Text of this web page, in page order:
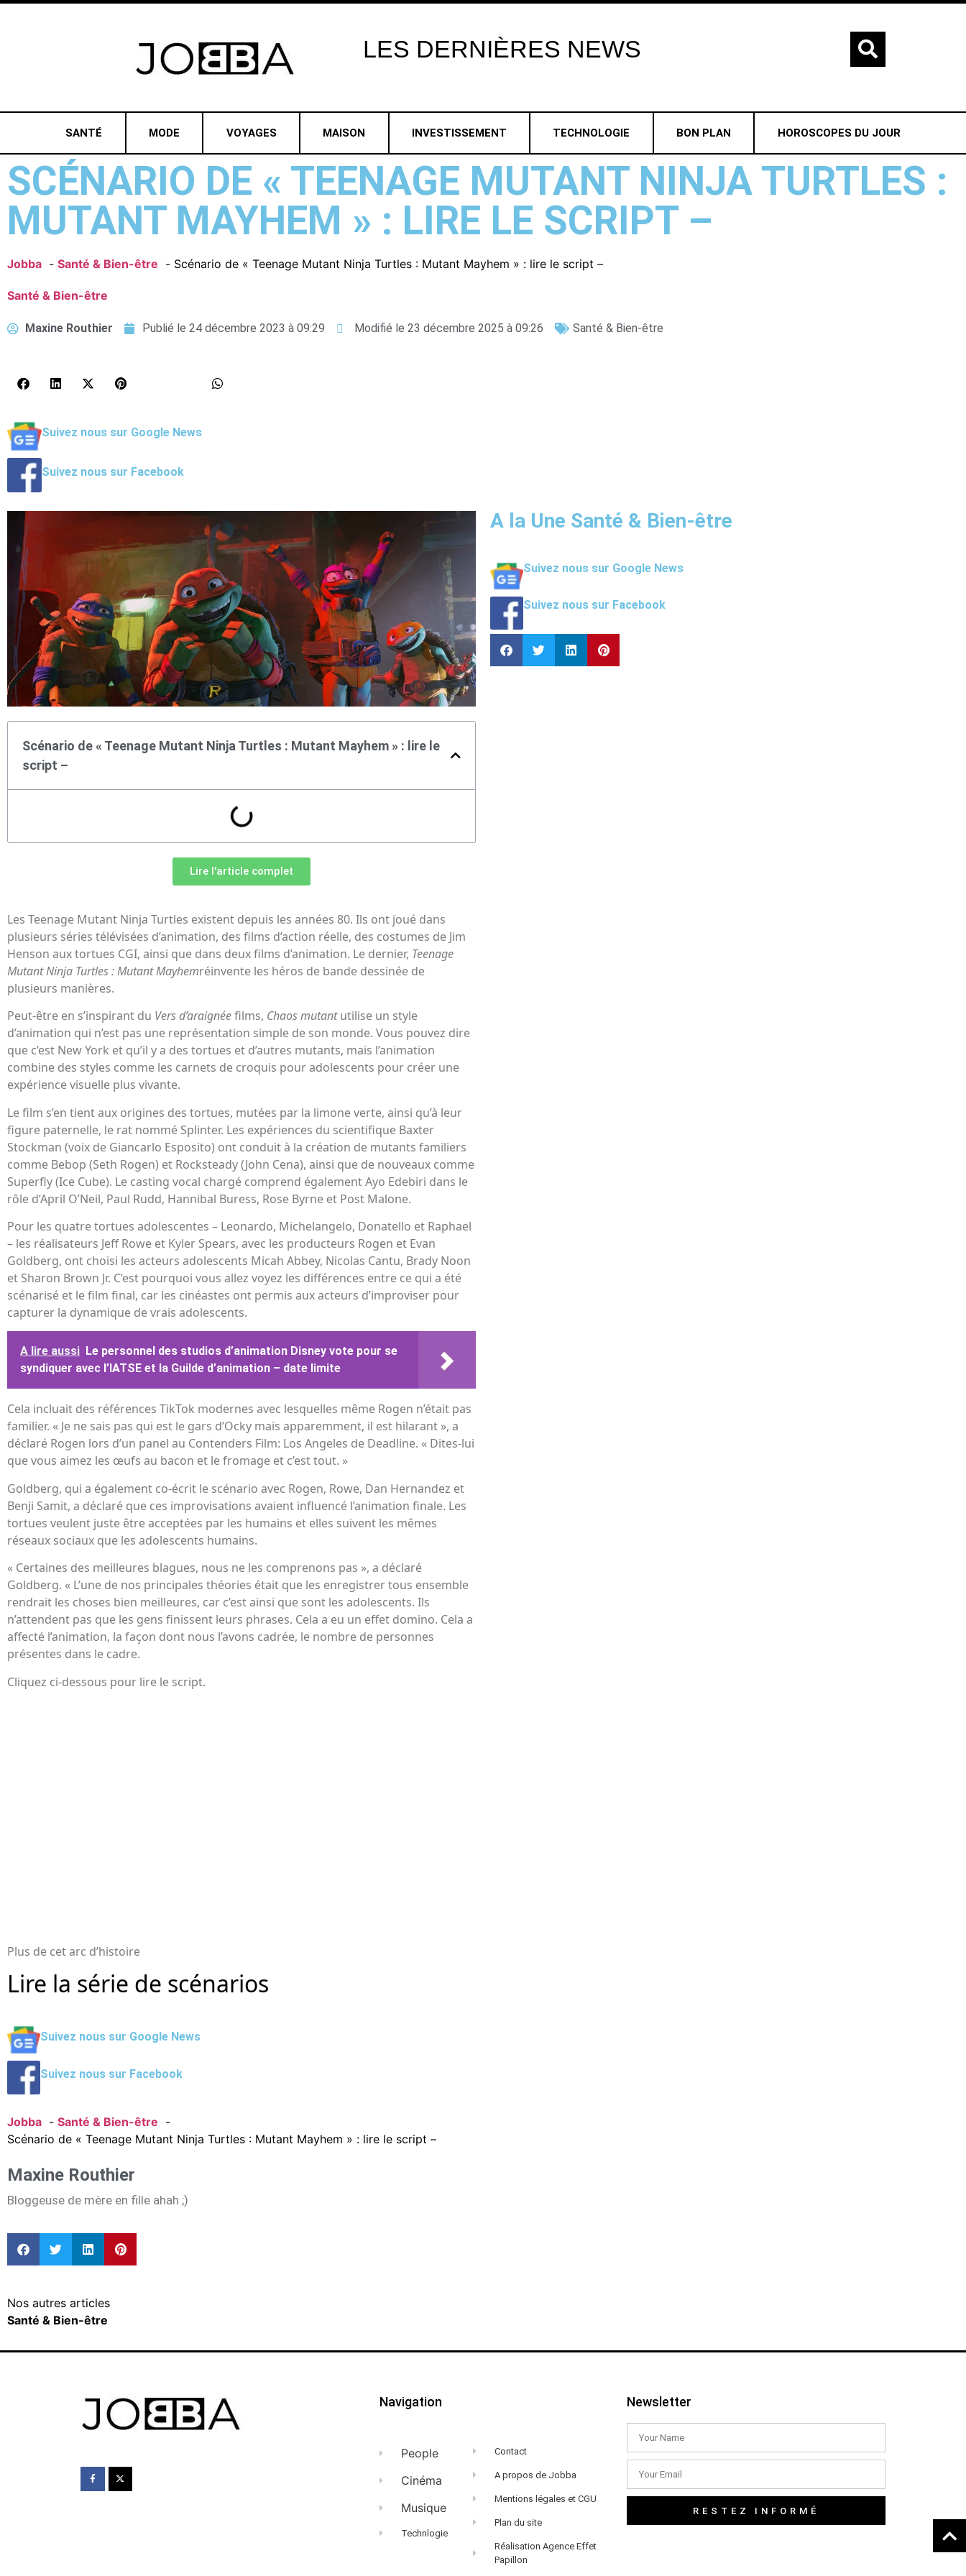
LES DERNIÈRES NEWS
SANTÉ MODE VOYAGES MAISON INVESTISSEMENT TECHNOLOGIE BON PLAN HOROSCOPES DU JOUR
SCÉNARIO DE « TEENAGE MUTANT NINJA TURTLES :
MUTANT MAYHEM » : LIRE LE SCRIPT –
Jobba Santé & Bien-être Scénario de « Teenage Mutant Ninja Turtles : Mutant Mayhem » : lire le script –
Santé & Bien-être
Maxine Routhier Publié le 24 décembre 2023 à 09:29 Modifié le 23 décembre 2025 à 09:26 Santé & Bien-être
Suivez nous sur Google News
Suivez nous sur Facebook
Scénario de « Teenage Mutant Ninja Turtles : Mutant Mayhem » : lire le
script –
Lire l'article complet
Les Teenage Mutant Ninja Turtles existent depuis les années 80. Ils ont joué dans
plusieurs séries télévisées d’animation, des films d’action réelle, des costumes de Jim
Henson aux tortues CGI, ainsi que dans deux films d’animation. Le dernier, Teenage
Mutant Ninja Turtles : Mutant Mayhemréinvente les héros de bande dessinée de
plusieurs manières.
Peut-être en s’inspirant du Vers d’araignéefilms, Chaos mutantutilise un style
d’animation qui n’est pas une représentation simple de son monde. Vous pouvez dire
que c’est New York et qu’il y a des tortues et d’autres mutants, mais l’animation
combine des styles comme les carnets de croquis pour adolescents pour créer une
expérience visuelle plus vivante.
Le film s’en tient aux origines des tortues, mutées par la limone verte, ainsi qu’à leur
figure paternelle, le rat nommé Splinter. Les expériences du scientifique Baxter
Stockman (voix de Giancarlo Esposito) ont conduit à la création de mutants familiers
comme Bebop (Seth Rogen) et Rocksteady (John Cena), ainsi que de nouveaux comme
Superfly (Ice Cube). Le casting vocal chargé comprend également Ayo Edebiri dans le
rôle d’April O’Neil, Paul Rudd, Hannibal Buress, Rose Byrne et Post Malone.
Pour les quatre tortues adolescentes – Leonardo, Michelangelo, Donatello et Raphael
– les réalisateurs Jeff Rowe et Kyler Spears, avec les producteurs Rogen et Evan
Goldberg, ont choisi les acteurs adolescents Micah Abbey, Nicolas Cantu, Brady Noon
et Sharon Brown Jr. C’est pourquoi vous allez voyez les différences entre ce qui a été
scénarisé et le film final, car les cinéastes ont permis aux acteurs d’improviser pour
capturer la dynamique de vrais adolescents.
A lire aussi Le personnel des studios d’animation Disney vote pour se
syndiquer avec l’IATSE et la Guilde d’animation – date limite
Cela incluait des références TikTok modernes avec lesquelles même Rogen n’était pas
familier. « Je ne sais pas qui est le gars d’Ocky mais apparemment, il est hilarant », a
déclaré Rogen lors d’un panel au Contenders Film: Los Angeles de Deadline. « Dites-lui
que vous aimez les œufs au bacon et le fromage et c’est tout. »
Goldberg, qui a également co-écrit le scénario avec Rogen, Rowe, Dan Hernandez et
Benji Samit, a déclaré que ces improvisations avaient influencé l’animation finale. Les
tortues veulent juste être acceptées par les humains et elles suivent les mêmes
réseaux sociaux que les adolescents humains.
« Certaines des meilleures blagues, nous ne les comprenons pas », a déclaré
Goldberg. « L’une de nos principales théories était que les enregistrer tous ensemble
rendrait les choses bien meilleures, car c’est ainsi que sont les adolescents. Ils
n’attendent pas que les gens finissent leurs phrases. Cela a eu un effet domino. Cela a
affecté l’animation, la façon dont nous l’avons cadrée, le nombre de personnes
présentes dans le cadre.
Cliquez ci-dessous pour lire le script.
Plus de cet arc d’histoire
Lire la série de scénarios
Suivez nous sur Google News
Suivez nous sur Facebook
Jobba
Santé & Bien-être
Scénario de « Teenage Mutant Ninja Turtles : Mutant Mayhem » : lire le script –
Maxine Routhier
Bloggeuse de mère en fille ahah ;)
A la Une Santé & Bien-être
Suivez nous sur Google News
Suivez nous sur Facebook
Nos autres articles
Santé & Bien-être
Navigation
People
Cinéma
Musique
Technlogie
Contact
A propos de Jobba
Mentions légales et CGU
Plan du site
Réalisation Agence Effet
Papillon
Newsletter
RESTEZ INFORMÉ